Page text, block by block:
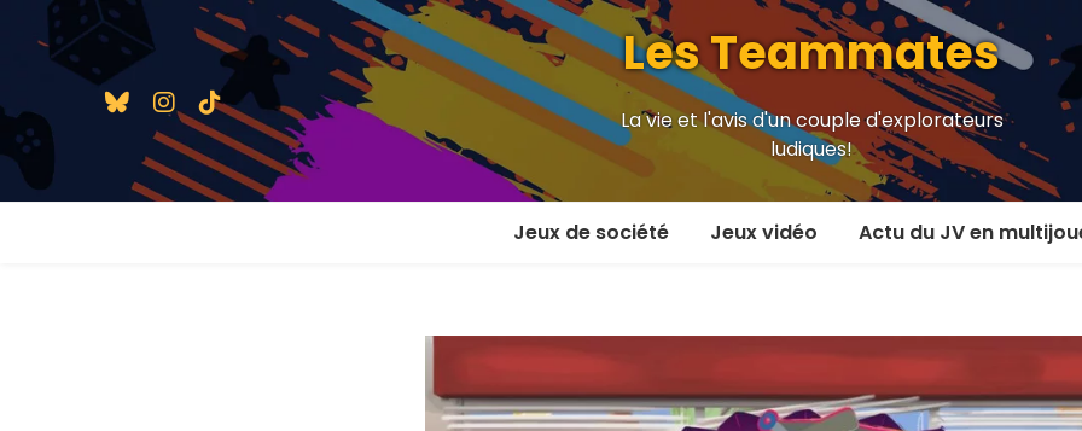
Les Teammates
La vie et l'avis d'un couple d'explorateurs
ludiques!
Jeux de société
2 joueurs
2 joueurs et plus
Jeux vidéo
En versus
Local en écran partagé
Actu du JV en